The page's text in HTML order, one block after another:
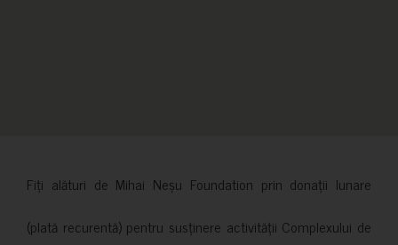
Fiți alături de Mihai Neșu Foundation prin donații lunare
(plată recurentă) pentru susținere activității Complexului de